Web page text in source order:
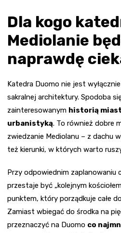
Dla kogo
Mediolanie
naprawdę
Katedra Duomo nie jest
sakralnej architektury. Spodoba
zainteresowanym historią
urbanistyką. To również dobre
zwiedzanie Mediolanu – z dachu
też kierunki, w których warto
Przy odpowiednim zaplanowaniu
przestaje być „kolejnym
punktem, który porządkuje całe
Zamiast wbiegać do środka na
przeznaczyć na Duomo co